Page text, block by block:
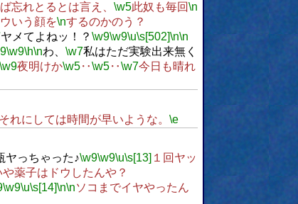
忘れとるとは言え、 \w5此奴も毎回\n
いう顔を\nするのかのう？
ヤメてよねッ！？ \w9\w9\u\s[502]\n\n
\w9\h\nわ、 \w7私はただ実験出来無く
\w9夜明けか\w5‥\w5‥\w7今日も晴れ
それにしては時間が早いような。 \e
ヤっちゃった♪\w9\w9\u\s[13] １回ヤッ
や薬子はドウしたんや？
\w9\u\s[14]\n\nソコまでイヤやったん